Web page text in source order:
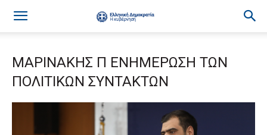
ΜΑΡΙΝΑΚΗΣ Π ΕΝΗΜΕΡΩΣΗ ΤΩΝ
ΠΟΛΙΤΙΚΩΝ ΣΥΝΤΑΚΤΩΝ